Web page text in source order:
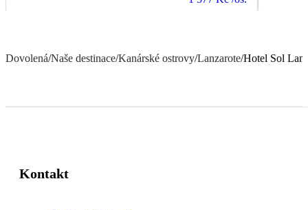
Dovolená/Naše destinace/Kanárské ostrovy/Lanzarote/Hotel Sol
Kontakt